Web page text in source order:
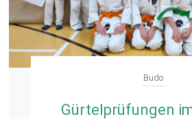
Budo
Gürtelprüfungen